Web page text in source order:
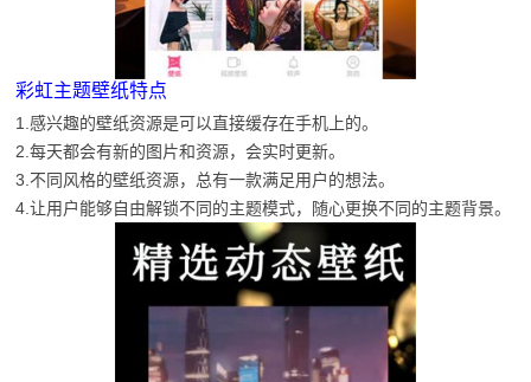
彩虹主题壁纸特点
1.感兴趣的壁纸资源是可以直接缓存在手机上的。
2.每天都会有新的图片和资源，会实时更新。
3.不同风格的壁纸资源，总有一款满足用户的想法。
4.让用户能够自由解锁不同的主题模式，随心更换不同的主题背景。